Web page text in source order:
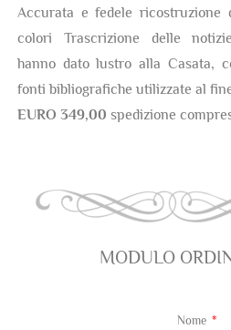
Accurata e fedele ricostruzione
colori Trascrizione delle
hanno dato lustro alla Casata,
fonti bibliografiche utilizzate al
EURO 349,00 spedizione
MODULO
Nome